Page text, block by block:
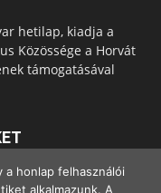
hetilap, kiadja a
Közössége a Horvát
támogatásával
a honlap felhasználói
alkalmazunk. A